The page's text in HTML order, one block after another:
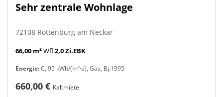
Sehr zentrale Wohnlage
72108 Rottenburg am Neckar
66,00 m²Wfl.2,0 Zi.EBK
Energie:C, 95 kWh/(m²·a), Gas, Bj.1995
660,00 € Kaltmiete